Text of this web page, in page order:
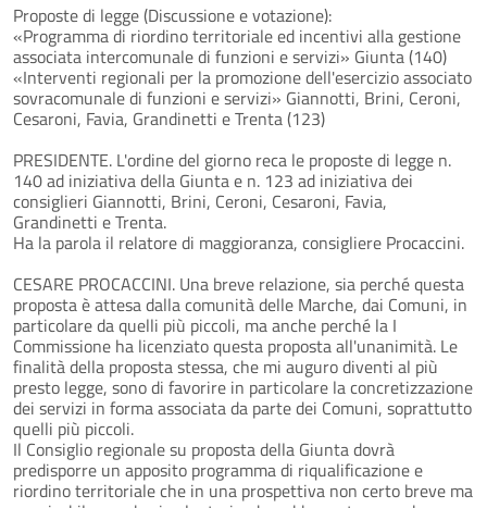
Proposte di legge (Discussione e votazione):
«Programma di riordino territoriale ed incentivi alla gestione
associata intercomunale di funzioni e servizi» Giunta (140)
«Interventi regionali per la promozione dell'esercizio associato
sovracomunale di funzioni e servizi» Giannotti, Brini, Ceroni,
Cesaroni, Favia, Grandinetti e Trenta (123)
PRESIDENTE. L'ordine del giorno reca le proposte di legge n.
140 ad iniziativa della Giunta e n. 123 ad iniziativa dei
consiglieri Giannotti, Brini, Ceroni, Cesaroni, Favia,
Grandinetti e Trenta.
Ha la parola il relatore di maggioranza, consigliere Procaccini.
CESARE PROCACCINI. Una breve relazione, sia perché questa
proposta è attesa dalla comunità delle Marche, dai Comuni, in
particolare da quelli più piccoli, ma anche perché la I
Commissione ha licenziato questa proposta all'unanimità. Le
finalità della proposta stessa, che mi auguro diventi al più
presto legge, sono di favorire in particolare la concretizzazione
dei servizi in forma associata da parte dei Comuni, soprattutto
quelli più piccoli.
Il Consiglio regionale su proposta della Giunta dovrà
predisporre un apposito programma di riqualificazione e
riordino territoriale che in una prospettiva non certo breve ma